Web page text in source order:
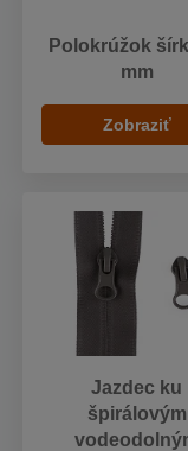
Polokrúžok
mm
Zobraziť
Jazdec ku
špirálovým